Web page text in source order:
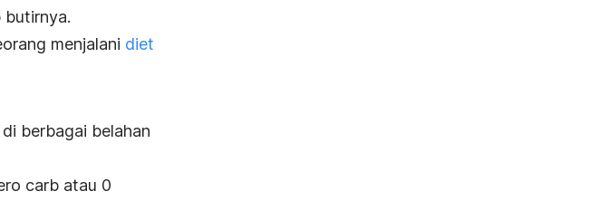
butirnya.
menjalani diet
berbagai belahan
carb atau 0